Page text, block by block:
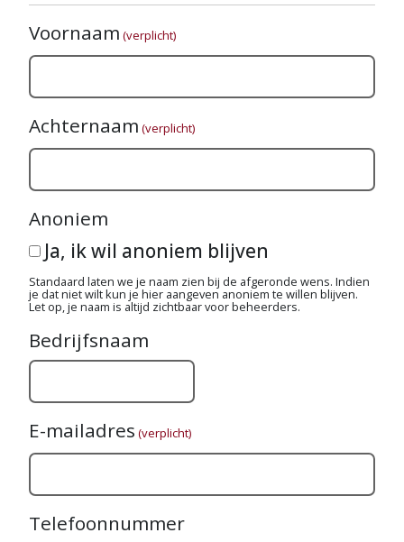
Voornaam (verplicht)
Achternaam (verplicht)
Anoniem
Ja, ik wil anoniem blijven
Standaard laten we je naam zien bij de afgeronde wens. Indien
je dat niet wilt kun je hier aangeven anoniem te willen blijven.
Let op, je naam is altijd zichtbaar voor beheerders.
Bedrijfsnaam
E-mailadres (verplicht)
Telefoonnummer